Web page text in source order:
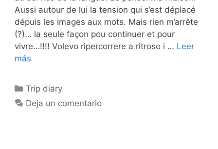
Aussi autour de lui la tension qui s’est déplacé
dépuis les images aux mots. Mais rien m’arrête
(?)… la seule façon pou continuer et pour
vivre…!!!! Volevo ripercorrere a ritroso i … Leer
más
Categorías
Trip diary
Deja un comentario